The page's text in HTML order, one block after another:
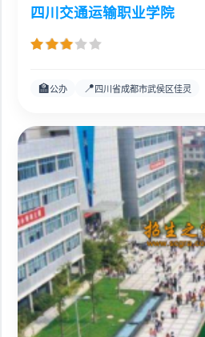
四川交通运输职业学院
🏫公办 📍四川省成都市武侯区佳灵